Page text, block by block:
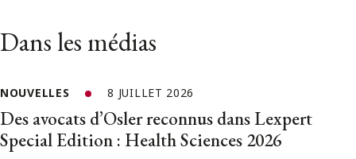
Dans les médias
NOUVELLES 8 JUILLET 2026
Des avocats d’Osler reconnus dans Lexpert
Special Edition : Health Sciences 2026